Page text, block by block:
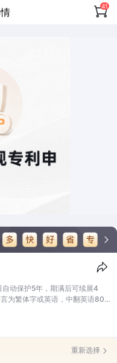
41
自动保护5年，期满后可续展4
为繁体字或英语，中翻英语800
重新选择